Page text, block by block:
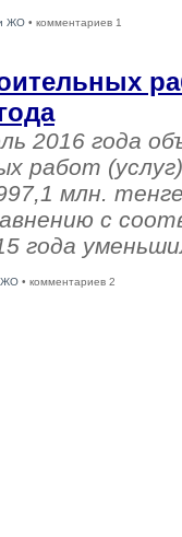
ЖО • комментариев 1
2016 года
работ
млн.
с
года
ЖО • комментариев 2